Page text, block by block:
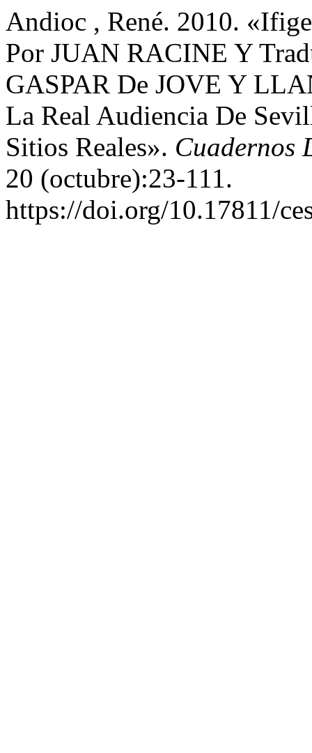
Andioc , René. 2010.
Por JUAN RACINE Y
GASPAR De JOVE Y
La Real Audiencia De
Sitios Reales». Cuadernos
20 (octubre):23-111.
https://doi.org/10.17811/